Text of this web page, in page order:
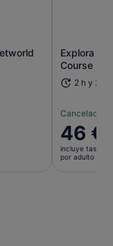
Explora
Course
2 h y 30
Cancelación
El
precio
es
46 €
incluye tasas e
por adulto